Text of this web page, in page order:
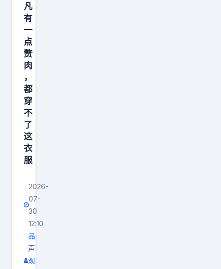
凡
有
一
点
赘
肉
，
都
穿
不
了
这
衣
服
2026-
07-
30
12:10
品
声
观